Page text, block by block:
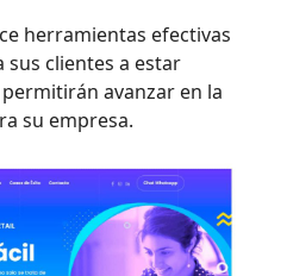
herramientas efectivas
sus clientes a estar
avanzar en la
su empresa.